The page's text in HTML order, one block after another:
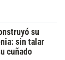
su
sin talar
cuñado